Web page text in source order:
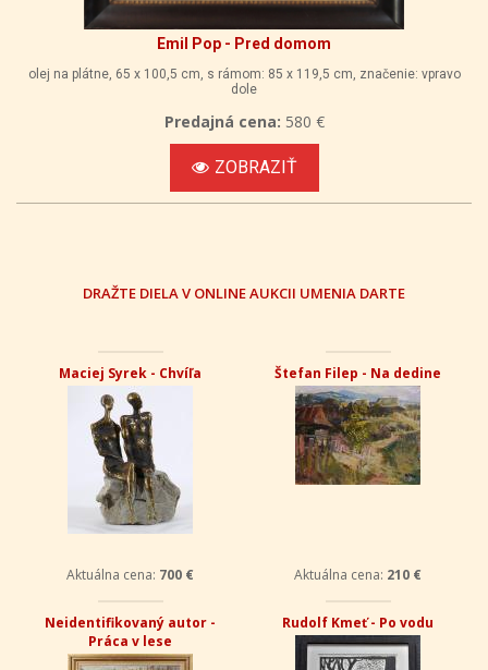
Emil Pop - Pred domom
olej na plátne, 65 x 100,5 cm, s rámom: 85 x 119,5 cm, značenie: vpravo
dole
Predajná cena: 580 €
ZOBRAZIŤ
DRAŽTE DIELA V ONLINE AUKCII UMENIA DARTE
Maciej Syrek - Chvíľa
Aktuálna cena: 700 €
Štefan Filep - Na dedine
Aktuálna cena: 210 €
Neidentifikovaný autor -
Práca v lese
Rudolf Kmeť - Po vodu